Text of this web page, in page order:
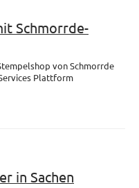
Schmorrde-
von Schmorrde
Plattform
in Sachen